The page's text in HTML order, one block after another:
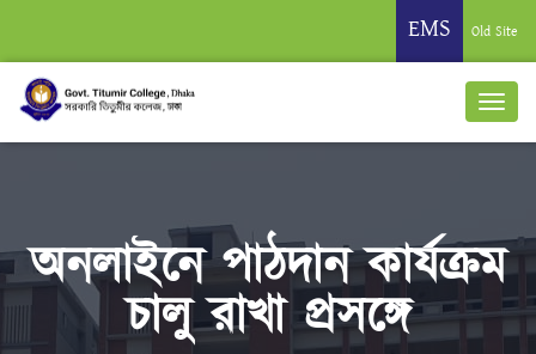
EMS Old Site
অনলাইনে পাঠদান কার্যক্রম
চালু রাখা প্রসঙ্গে